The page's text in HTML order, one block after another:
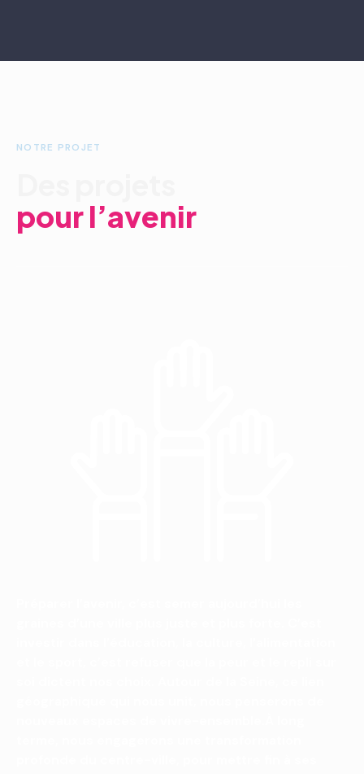
NOTRE PROJET
pour l’avenir